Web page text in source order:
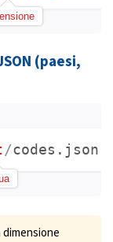
(paesi,
/codes.json